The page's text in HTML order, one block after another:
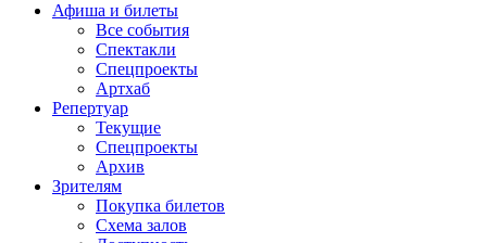
Афиша и билеты
Все события
Спектакли
Спецпроекты
Артхаб
Репертуар
Текущие
Спецпроекты
Архив
Зрителям
Покупка билетов
Схема залов